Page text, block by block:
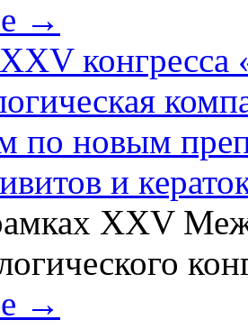
→
конгресса
по новым
и
XXV
→